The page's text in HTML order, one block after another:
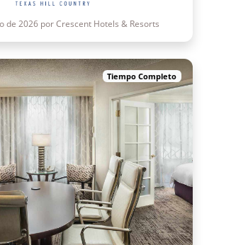
de 2026 por Crescent Hotels & Resorts
Tiempo Completo